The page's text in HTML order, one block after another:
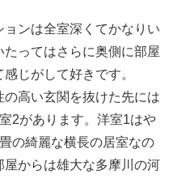
ンは全室深くてかなりい
ってはさらに奥側に部屋
じがして好きです。
高い玄関を抜けた先には
2があります。洋室1はや
の綺麗な横長の居室なの
からは雄大な多摩川の河